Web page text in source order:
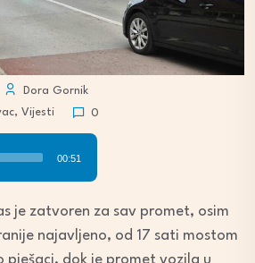
Dora Gornik
, Vijesti 0
00:51
je zatvoren za sav promet, osim
najavljeno, od 17 sati mostom
pješaci, dok je promet vozila u